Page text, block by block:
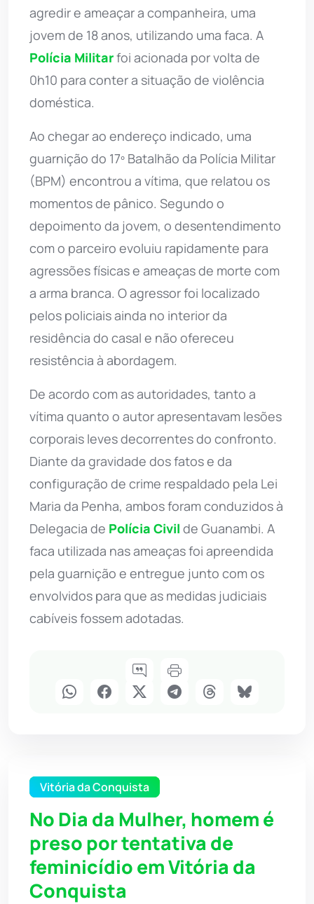
agredir e ameaçar a companheira, uma
jovem de 18 anos, utilizando uma faca. A
Polícia Militarfoi acionada por volta de
0h10 para conter a situação de violência
doméstica.
Ao chegar ao endereço indicado, uma
guarnição do 17º Batalhão da Polícia Militar
(BPM) encontrou a vítima, que relatou os
momentos de pânico. Segundo o
depoimento da jovem, o desentendimento
com o parceiro evoluiu rapidamente para
agressões físicas e ameaças de morte com
a arma branca. O agressor foi localizado
pelos policiais ainda no interior da
residência do casal e não ofereceu
resistência à abordagem.
De acordo com as autoridades, tanto a
vítima quanto o autor apresentavam lesões
corporais leves decorrentes do confronto.
Diante da gravidade dos fatos e da
configuração de crime respaldado pela Lei
Maria da Penha, ambos foram conduzidos à
Delegacia de Polícia Civil de Guanambi. A
faca utilizada nas ameaças foi apreendida
pela guarnição e entregue junto com os
envolvidos para que as medidas judiciais
cabíveis fossem adotadas.
Vitória da Conquista
No Dia da Mulher, homem é
preso por tentativa de
feminicídio em Vitória da
Conquista